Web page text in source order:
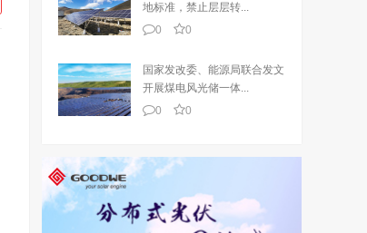
地标准，禁止层层转...
0
0
国家发改委、能源局联合发文
开展煤电风光储一体...
0
0